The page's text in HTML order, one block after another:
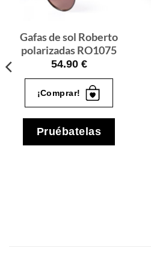
Gafas de sol Roberto
polarizadas RO1075
54.90 €
¡Comprar!
Pruébatelas